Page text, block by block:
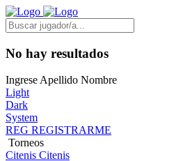
No hay resultados
Ingrese Apellido Nombre
Light
Dark
System
REG REGISTRARME
Torneos
Citenis Citenis